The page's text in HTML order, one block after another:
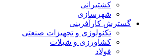
کشتیرانی
شهرسازی
گسترش کارآفرینی
تکنولوژی و تجهیزات صنعتی
کشاورزی و شیلات
فولاد